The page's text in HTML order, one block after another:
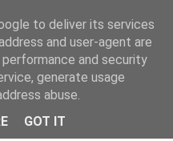
to deliver its services
and user-agent are
and security
generate usage
abuse.
GOT IT